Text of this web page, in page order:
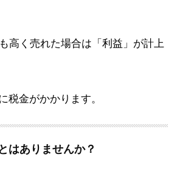
高く売れた場合は「利益」が計上
税金がかかります。
はありませんか？